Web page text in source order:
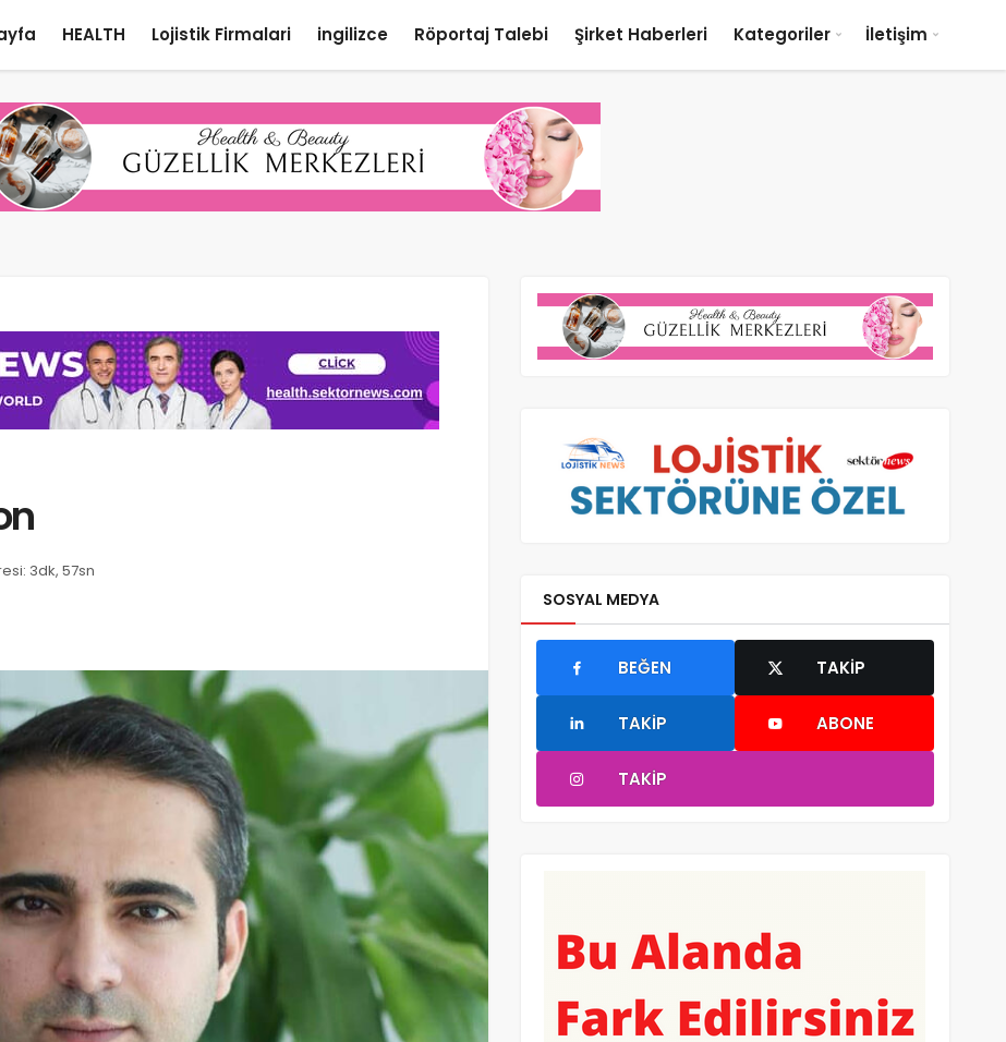
HEALTH Lojistik Firmalari ingilizce Röportaj Talebi Şirket Haberleri Kategoriler İletişim
3dk, 57sn
SOSYAL MEDYA
BEĞEN TAKIP
TAKIP ABONE
TAKIP